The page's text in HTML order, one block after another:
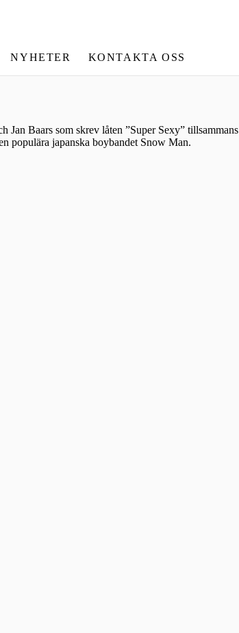
NYHETER KONTAKTA OSS
Baars som skrev låten ”Super Sexy” tillsammans
populära japanska boybandet Snow Man.